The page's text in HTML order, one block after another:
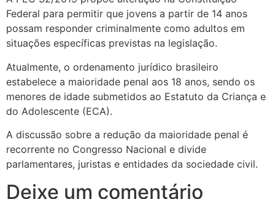
Federal para permitir que jovens a partir de 14 anos
possam responder criminalmente como adultos em
situações específicas previstas na legislação.
Atualmente, o ordenamento jurídico brasileiro
estabelece a maioridade penal aos 18 anos, sendo os
menores de idade submetidos ao Estatuto da Criança e
do Adolescente (ECA).
A discussão sobre a redução da maioridade penal é
recorrente no Congresso Nacional e divide
parlamentares, juristas e entidades da sociedade civil.
Deixe um comentário